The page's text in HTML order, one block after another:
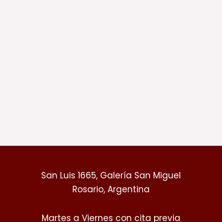
San Luis 1665, Galería San Miguel
Rosario, Argentina
Martes a Viernes con cita previa